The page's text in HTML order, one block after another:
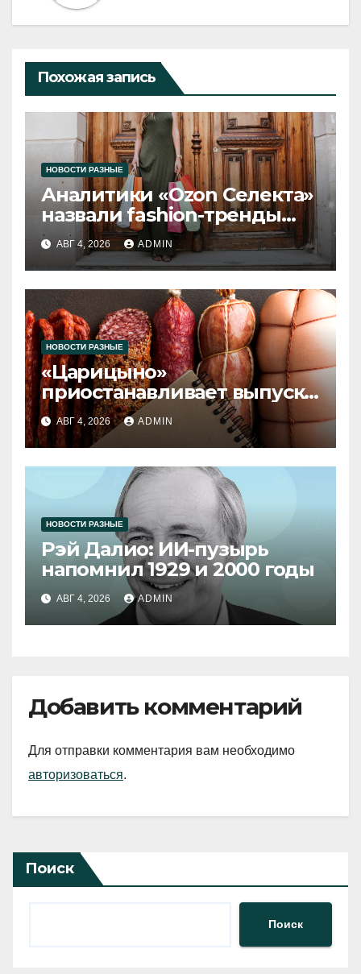
Похожая запись
НОВОСТИ РАЗНЫЕ
Аналитики «Ozon Селекта»
назвали fashion-тренды
2026 года
АВГ 4, 2026 ADMIN
НОВОСТИ РАЗНЫЕ
«Царицыно»
приостанавливает выпуск
продукции
АВГ 4, 2026 ADMIN
НОВОСТИ РАЗНЫЕ
Рэй Далио: ИИ-пузырь
напомнил 1929 и 2000 годы
АВГ 4, 2026 ADMIN
Добавить комментарий
Для отправки комментария вам необходимо
авторизоваться.
Поиск
Поиск